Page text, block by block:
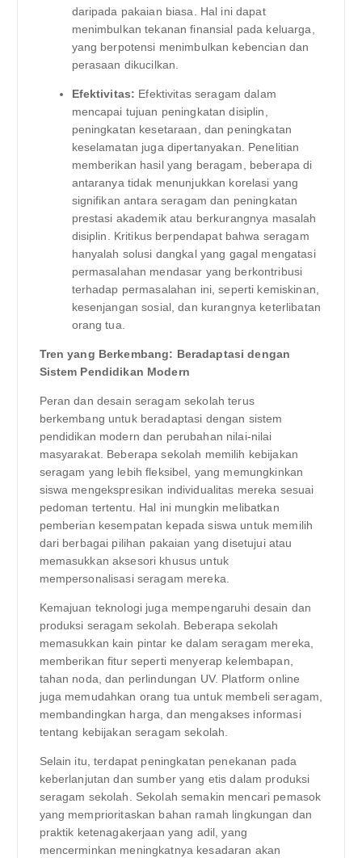
daripada pakaian biasa. Hal ini dapat
menimbulkan tekanan finansial pada keluarga,
yang berpotensi menimbulkan kebencian dan
perasaan dikucilkan.
Efektivitas: Efektivitas seragam dalam
mencapai tujuan peningkatan disiplin,
peningkatan kesetaraan, dan peningkatan
keselamatan juga dipertanyakan. Penelitian
memberikan hasil yang beragam, beberapa di
antaranya tidak menunjukkan korelasi yang
signifikan antara seragam dan peningkatan
prestasi akademik atau berkurangnya masalah
disiplin. Kritikus berpendapat bahwa seragam
hanyalah solusi dangkal yang gagal mengatasi
permasalahan mendasar yang berkontribusi
terhadap permasalahan ini, seperti kemiskinan,
kesenjangan sosial, dan kurangnya keterlibatan
orang tua.
Tren yang Berkembang: Beradaptasi dengan
Sistem Pendidikan Modern
Peran dan desain seragam sekolah terus
berkembang untuk beradaptasi dengan sistem
pendidikan modern dan perubahan nilai-nilai
masyarakat. Beberapa sekolah memilih kebijakan
seragam yang lebih fleksibel, yang memungkinkan
siswa mengekspresikan individualitas mereka sesuai
pedoman tertentu. Hal ini mungkin melibatkan
pemberian kesempatan kepada siswa untuk memilih
dari berbagai pilihan pakaian yang disetujui atau
memasukkan aksesori khusus untuk
mempersonalisasi seragam mereka.
Kemajuan teknologi juga mempengaruhi desain dan
produksi seragam sekolah. Beberapa sekolah
memasukkan kain pintar ke dalam seragam mereka,
memberikan fitur seperti menyerap kelembapan,
tahan noda, dan perlindungan UV. Platform online
juga memudahkan orang tua untuk membeli seragam,
membandingkan harga, dan mengakses informasi
tentang kebijakan seragam sekolah.
Selain itu, terdapat peningkatan penekanan pada
keberlanjutan dan sumber yang etis dalam produksi
seragam sekolah. Sekolah semakin mencari pemasok
yang memprioritaskan bahan ramah lingkungan dan
praktik ketenagakerjaan yang adil, yang
mencerminkan meningkatnya kesadaran akan